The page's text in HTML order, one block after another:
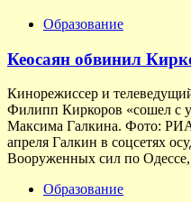
Образование
Кеосаян обвинил
Кинорежиссер и
Филипп Киркоров «сошел с
Максима Галкина. Фото:
апреля Галкин в соцсетях
Вооруженных сил по Одессе,
Образование